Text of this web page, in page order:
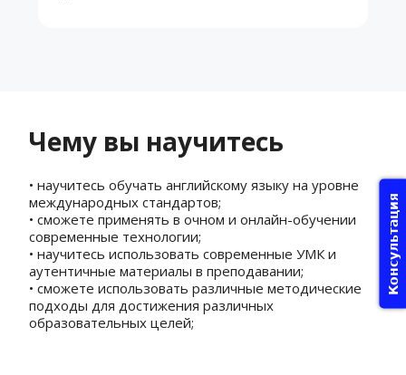
Чему вы научитесь
• научитесь обучать английскому языку на уровне
международных стандартов;
• сможете применять в очном и онлайн-обучении
современные технологии;
• научитесь использовать современные УМК и
аутентичные материалы в преподавании;
• сможете использовать различные методические
подходы для достижения различных
образовательных целей;
Консультация